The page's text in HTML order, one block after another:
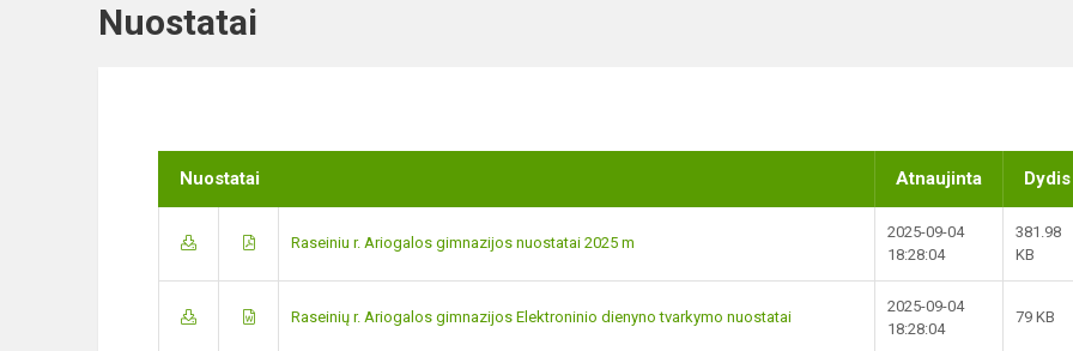
Nuostatai
Nuostatai Atnaujinta Dydis
Raseiniu r. Ariogalos gimnazijos nuostatai 2025 m
2025-09-04
18:28:04
381.98
KB
Raseinių r. Ariogalos gimnazijos Elektroninio dienyno tvarkymo nuostatai
2025-09-04
18:28:04
79 KB